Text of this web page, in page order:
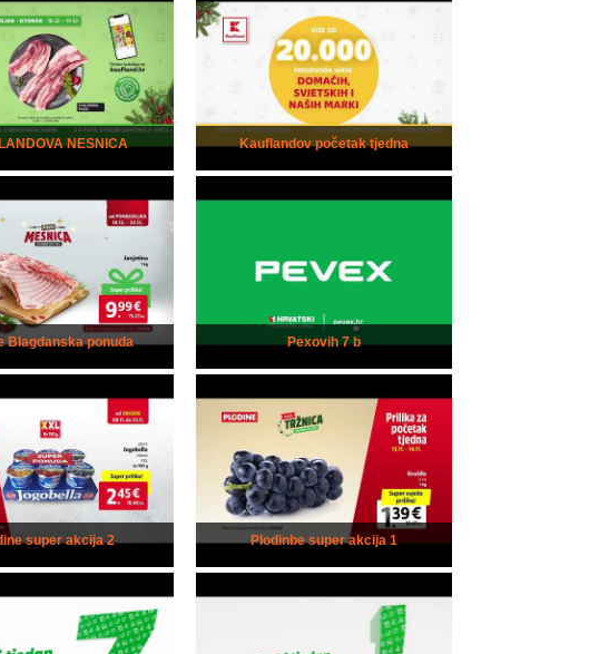
NESNICA Kauflandov početak tjedna
Blagdanska ponuda Pexovih 7 b
super akcija 2 Plodinbe super akcija 1